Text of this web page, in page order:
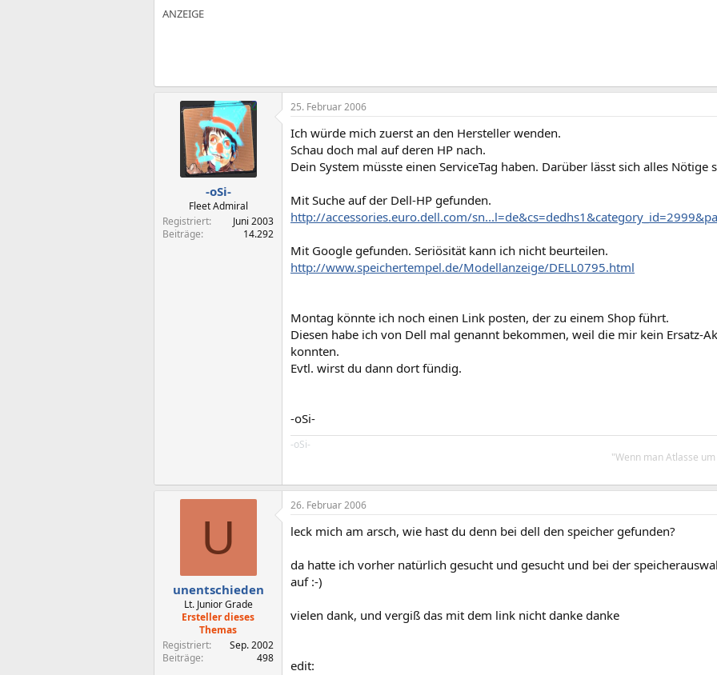
-oSi-
Fleet Admiral
Registriert
Juni 2003
Beiträge
14.292
25. Februar 2006
Ich würde mich zuerst an den Hersteller wenden.
Schau doch mal auf deren HP nach.
Dein System müsste einen ServiceTag haben. Darüber lässt sich alles Nötige
Mit Suche auf der Dell-HP gefunden.
http://accessories.euro.dell.com/
Mit Google gefunden. Seriösität kann ich nicht beurteilen.
http://www.speichertempel.de/Modellanzeige/DELL0795.html
Montag könnte ich noch einen Link posten, der zu einem Shop führt.
Diesen habe ich von Dell mal genannt bekommen, weil die mir kein Ersatz-
konnten.
Evtl. wirst du dann dort fündig.
-oSi-
-oSi-
"Wenn man Atlasse
U
unentschieden
Lt. Junior Grade
Ersteller dieses
Themas
Registriert
Sep. 2002
Beiträge
498
26. Februar 2006
leck mich am arsch, wie hast du denn bei dell den speicher gefunden?
da hatte ich vorher natürlich gesucht und gesucht und bei der
auf :-)
vielen dank, und vergiß das mit dem link nicht danke danke
edit: